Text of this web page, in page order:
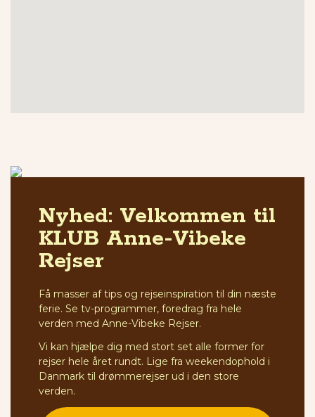
Nyhed: Velkommen til
KLUB Anne-Vibeke
Rejser
Få masser af tips og rejseinspiration til din næste
ferie. Se tv-programmer, foredrag fra hele
verden med Anne-Vibeke Rejser.
Vi kan hjælpe dig med stort set alle former for
rejser hele året rundt. Lige fra weekendophold i
Danmark til drømmerejser ud i den store
verden.